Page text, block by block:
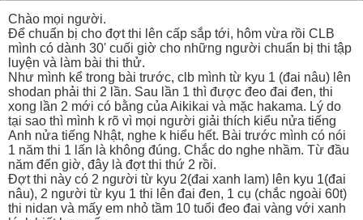
Chào mọi người.
Để chuẩn bị cho đợt thi lên cấp sắp tới, hôm vừa rồi CLB
mình có dành 30' cuối giờ cho những người chuẩn bị thi tập
luyện và làm bài thi thử.
Như mình kể trong bài trước, clb mình từ kyu 1 (đai nâu) lên
shodan phải thi 2 lần. Sau lần 1 thì được đeo đai đen, thi
xong lần 2 mới có bằng của Aikikai và mặc hakama. Lý do
tại sao thì mình k rõ vì mọi người giải thích kiểu nửa tiếng
Anh nửa tiếng Nhật, nghe k hiểu hết. Bài trước mình có nói
1 năm thi 1 lấn là không đúng. Chắc do nghe nhầm. Từ đầu
năm đến giờ, đây là đợt thi thứ 2 rồi.
Đợt thi này có 2 người từ kyu 2(đai xanh lam) lên kyu 1(đai
nâu), 2 người từ kyu 1 thi lên đai đen, 1 cụ (chắc ngoài 60t)
thi nidan và mấy em nhỏ tầm 10 tuổi đeo đai vàng với xanh